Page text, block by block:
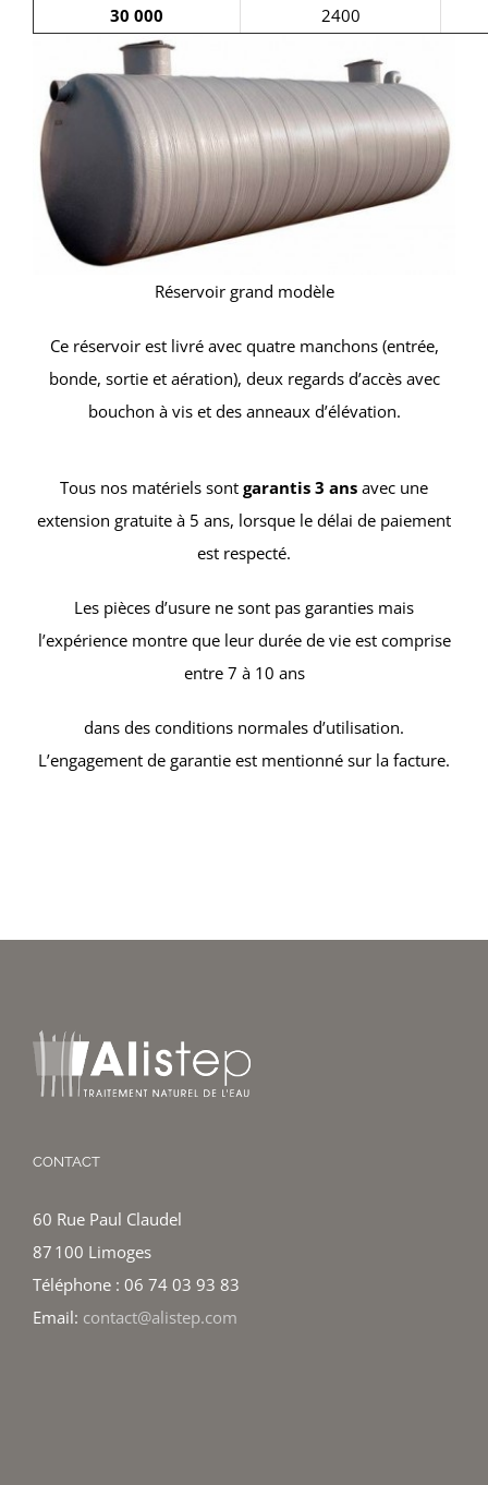
30 000
2400
Réservoir grand modèle
Ce réservoir est livré avec quatre manchons (entrée,
bonde, sortie et aération), deux regards d’accès avec
bouchon à vis et des anneaux d’élévation.
Tous nos matériels sont garantis 3 ans avec une
extension gratuite à 5 ans, lorsque le délai de paiement
est respecté.
Les pièces d’usure ne sont pas garanties mais
l’expérience montre que leur durée de vie est comprise
entre 7 à 10 ans
dans des conditions normales d’utilisation.
L’engagement de garantie est mentionné sur la facture.
CONTACT
60 Rue Paul Claudel
87 100 Limoges
Téléphone : 06 74 03 93 83
Email: contact@alistep.com